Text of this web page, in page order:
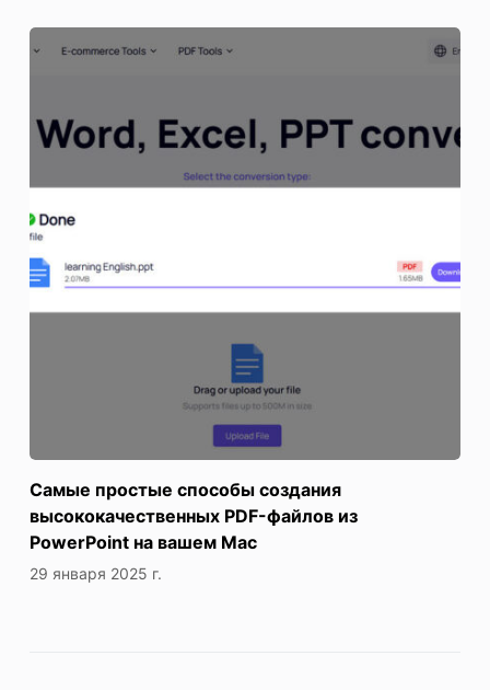
Самые простые способы создания
высококачественных PDF-файлов из
PowerPoint на вашем Mac
29 января 2025 г.